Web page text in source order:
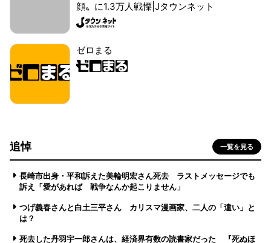
顔〟に1.3万人戦慄|Jタウンネット
ゼロまる
追悼 一覧を見る
長崎市出身・平和訴えた美輪明宏さん死去 ラストメッセージでも
訴え「愛があれば 戦争なんか起こりません」
つげ義春さんと白土三平さん カリスマ漫画家、二人の「違い」と
は？
死去した丹羽宇一郎さんは、経済界有数の読書家だった 『死ぬほ